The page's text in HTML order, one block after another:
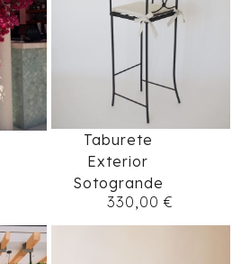
Taburete
Exterior
Sotogrande
330,00€